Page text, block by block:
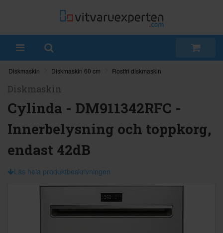
Diskmaskin Diskmaskin 60 cm Rostfri diskmaskin
Diskmaskin
Cylinda - DM911342RFC -
Innerbelysning och toppkorg,
endast 42dB
Läs hela produktbeskrivningen